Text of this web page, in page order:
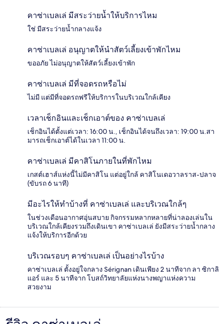
คาซ่าเบลเล่ มีสระว่ายน้ำให้บริการไหม
ใช่ มีสระว่ายน้ำกลางแจ้ง
คาซ่าเบลเล่ อนุญาตให้นำสัตว์เลี้ยงเข้าพักไหม
ขออภัย ไม่อนุญาตให้สัตว์เลี้ยงเข้าพัก
คาซ่าเบลเล่ มีที่จอดรถหรือไม่
ไม่มี แต่มีที่จอดรถฟรีให้บริการในบริเวณใกล้เคียง
เวลาเช็กอินและเช็กเอาต์ของ คาซ่าเบลเล่
เช็กอินได้ตั้งแต่เวลา: 16:00 น., เช็กอินได้จนถึงเวลา: 19:00 น.สา
มารถเช็กเอาต์ได้ในเวลา 11:00 น.
คาซ่าเบลเล่ มีคาสิโนภายในที่พักไหม
เกสต์เฮาส์แห่งนี้ไม่มีคาสิโน แต่อยู่ใกล้ คาสิโนเดอวาลราส-ปลาจ
(ขับรถ 6 นาที)
มีอะไรให้ทำบ้างที่ คาซ่าเบลเล่ และบริเวณใกล้ๆ
ในช่วงเดือนอากาศอุ่นสบาย กิจกรรมหลากหลายที่น่าลองเล่นใน
บริเวณใกล้เคียงรวมถึงเดินเขา คาซ่าเบลเล่ ยังมีสระว่ายน้ำกลาง
แจ้งให้บริการอีกด้วย
บริเวณรอบๆ คาซ่าเบลเล่ เป็นอย่างไรบ้าง
คาซ่าเบลเล่ ตั้งอยู่ใจกลาง Sérignan เดินเพียง 2 นาทีจาก ลา ซิกาลิ
แอร์ และ 5 นาทีจาก โบสถ์วิทยาลัยแห่งนางพญาแห่งความ
สวยงาม